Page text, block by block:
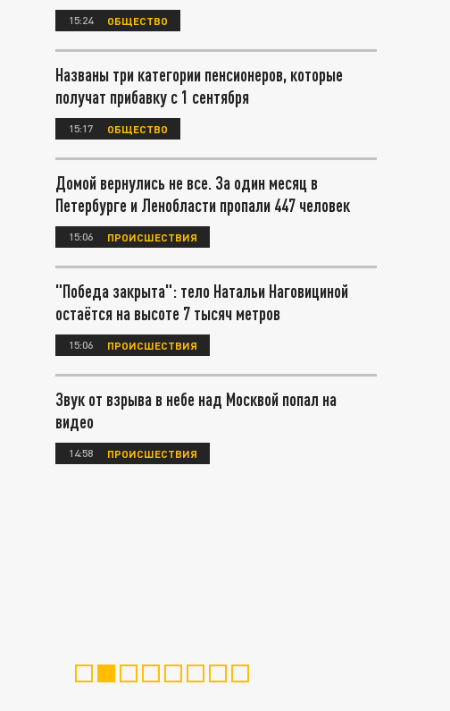
15:24 ОБЩЕСТВО
Названы три категории пенсионеров, которые
получат прибавку с 1 сентября
15:17 ОБЩЕСТВО
Домой вернулись не все. За один месяц в
Петербурге и Ленобласти пропали 447 человек
15:06 ПРОИСШЕСТВИЯ
"Победа закрыта": тело Натальи Наговициной
остаётся на высоте 7 тысяч метров
15:06 ПРОИСШЕСТВИЯ
Звук от взрыва в небе над Москвой попал на
видео
14:58 ПРОИСШЕСТВИЯ